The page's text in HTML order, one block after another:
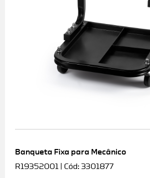
Banqueta Fixa para Mecânico
R19352001 | Cód: 3301877